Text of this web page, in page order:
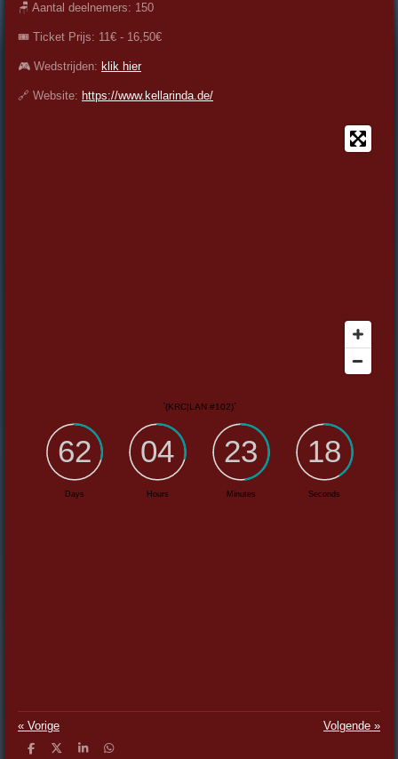
🪑 Aantal deelnemers: 150
🎟️ Ticket Prijs: 11€ - 16,50€
🎮 Wedstrijden: klik hier
🔗 Website: https://www.kellarinda.de/
« Vorige Volgende »
D
D
S
D